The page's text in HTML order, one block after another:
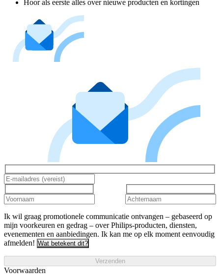
Hoor als eerste alles over nieuwe producten en kortingen
Ik wil graag promotionele communicatie ontvangen – gebaseerd op
mijn voorkeuren en gedrag – over Philips-producten, diensten,
evenementen en aanbiedingen. Ik kan me op elk moment eenvoudig
afmelden! Wat betekent dit?
Verzenden
Voorwaarden